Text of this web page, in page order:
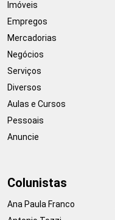
Imóveis
Empregos
Mercadorias
Negócios
Serviços
Diversos
Aulas e Cursos
Pessoais
Anuncie
Colunistas
Ana Paula Franco